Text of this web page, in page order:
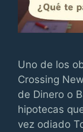
Uno de los
Crossing
de Dinero o
hipotecas
vez odiado